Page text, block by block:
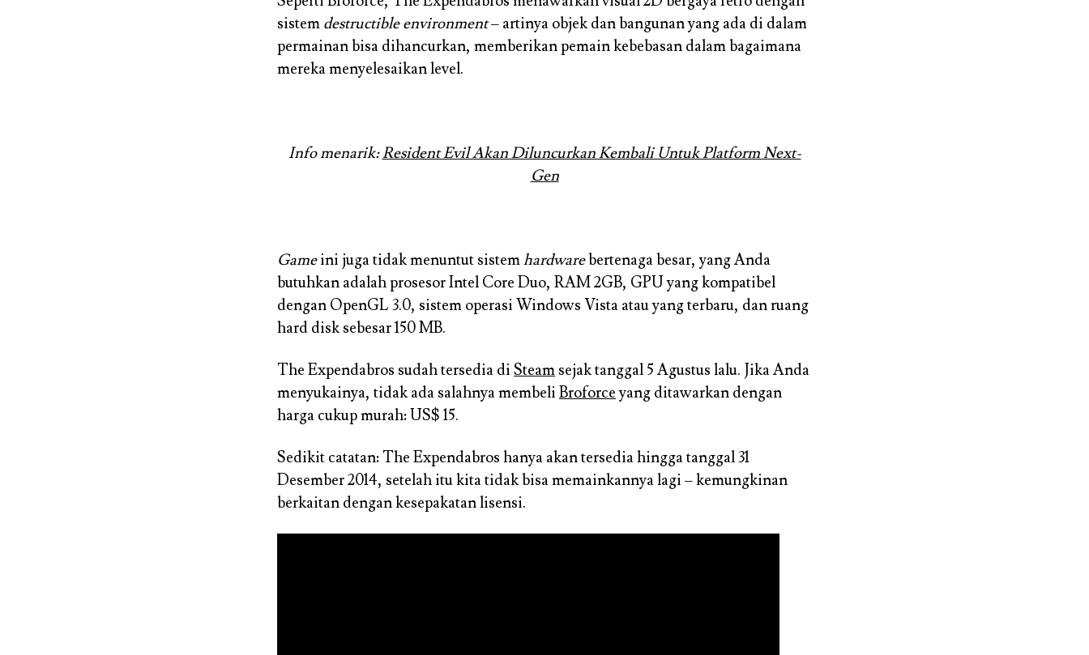
sistem destructible environment– artinya objek dan bangunan yang ada di dalam
permainan bisa dihancurkan, memberikan pemain kebebasan dalam bagaimana
mereka menyelesaikan level.
Info menarik:Resident Evil Akan Diluncurkan Kembali Untuk Platform Next-
Gen
Gameini juga tidak menuntut sistemhardwarebertenaga besar, yang Anda
butuhkan adalah prosesor Intel Core Duo, RAM 2GB, GPU yang kompatibel
dengan OpenGL 3.0, sistem operasi Windows Vista atau yang terbaru, dan ruang
hard disk sebesar 150 MB.
The Expendabros sudah tersedia di Steam sejak tanggal 5 Agustus lalu. Jika Anda
menyukainya, tidak ada salahnya membeli Broforceyang ditawarkan dengan
harga cukup murah: US$ 15.
Sedikit catatan: The Expendabros hanya akan tersedia hingga tanggal 31
Desember 2014, setelah itu kita tidak bisa memainkannya lagi – kemungkinan
berkaitan dengan kesepakatan lisensi.